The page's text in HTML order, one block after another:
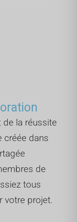
de la réussite
créée dans
de
tous
votre projet.